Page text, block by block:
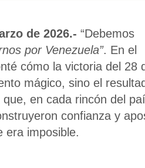
de 2026.- “Debemos
por Venezuela”. En el
cómo la victoria del 28
mágico, sino el
en cada rincón del
confianza y
era imposible.